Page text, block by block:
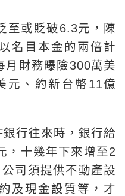
至或貶破6.3元，陳
名目本金的兩倍計
月財務曝險300萬美
元、約新台幣11億
行往來時，銀行給
，十幾年下來增至2
司須提供不動產設
及現金設質等，才